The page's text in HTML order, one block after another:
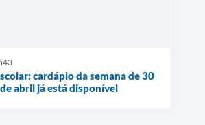
cardápio da semana de 30
abril já está disponível